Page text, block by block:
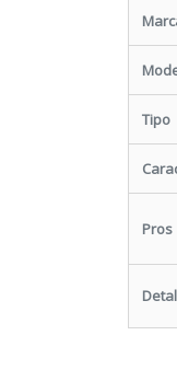
Tipo
Pros